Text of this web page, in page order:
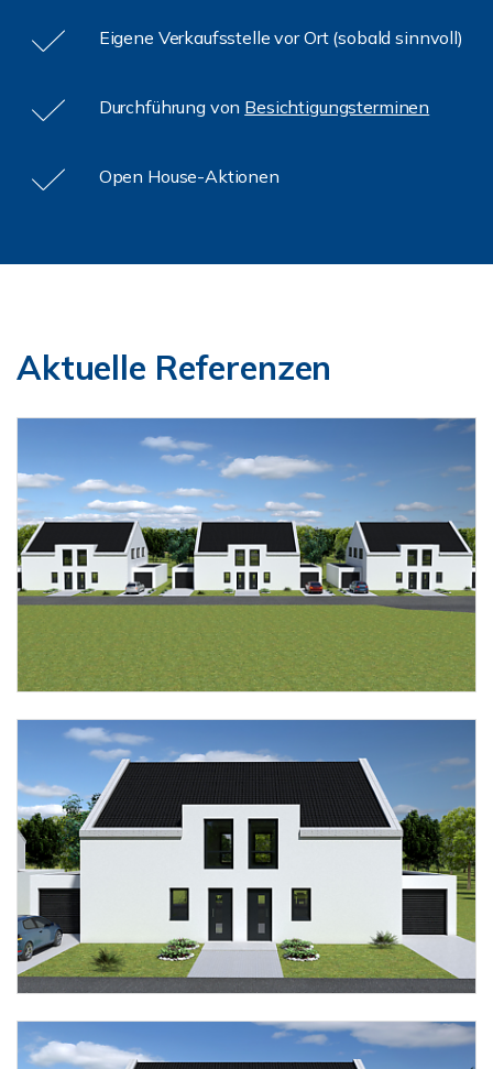
Eigene Verkaufsstelle vor Ort (sobald sinnvoll)
Durchführung von Besichtigungsterminen
Open House-Aktionen
Aktuelle Referenzen